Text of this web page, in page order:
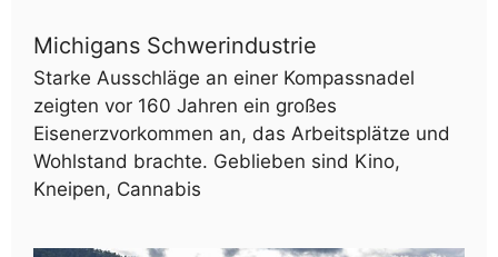
Michigans Schwerindustrie
Starke Ausschläge an einer Kompassnadel
zeigten vor 160 Jahren ein großes
Eisenerzvorkommen an, das Arbeitsplätze und
Wohlstand brachte. Geblieben sind Kino,
Kneipen, Cannabis